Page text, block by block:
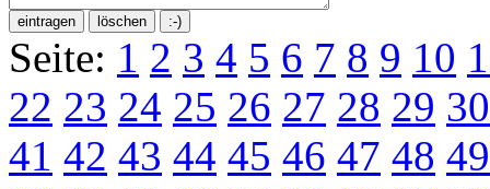
Seite: 1 2 3 4 5 6 7 8 9 10
22 23 24 25 26 27 28 29 30
41 42 43 44 45 46 47 48 49